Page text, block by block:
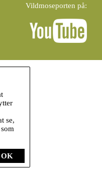
Vildmoseporten på:
OK
se,